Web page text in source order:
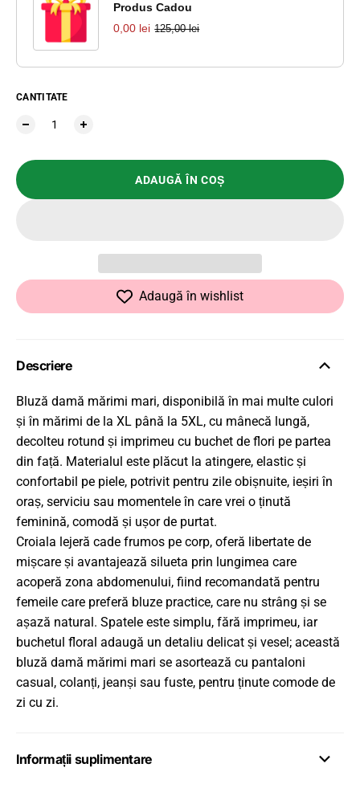
Produs Cadou
0,00 lei 125,00 lei
CANTITATE
ADAUGĂ ÎN COȘ
Adaugă în wishlist
Descriere
Bluză damă mărimi mari, disponibilă în mai multe culori
și în mărimi de la XL până la 5XL, cu mânecă lungă,
decolteu rotund și imprimeu cu buchet de flori pe partea
din față. Materialul este plăcut la atingere, elastic și
confortabil pe piele, potrivit pentru zile obișnuite, ieșiri în
oraș, serviciu sau momentele în care vrei o ținută
feminină, comodă și ușor de purtat.
Croiala lejeră cade frumos pe corp, oferă libertate de
mișcare și avantajează silueta prin lungimea care
acoperă zona abdomenului, fiind recomandată pentru
femeile care preferă bluze practice, care nu strâng și se
așază natural. Spatele este simplu, fără imprimeu, iar
buchetul floral adaugă un detaliu delicat și vesel; această
bluză damă mărimi mari se asortează cu pantaloni
casual, colanți, jeanși sau fuste, pentru ținute comode de
zi cu zi.
Informații suplimentare